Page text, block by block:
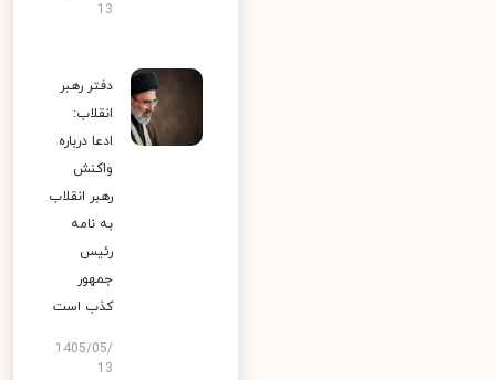
13
دفتر رهبر
انقلاب:
ادعا درباره
واکنش
رهبر انقلاب
به نامه
رئیس
جمهور
کذب است
1405/05/
13